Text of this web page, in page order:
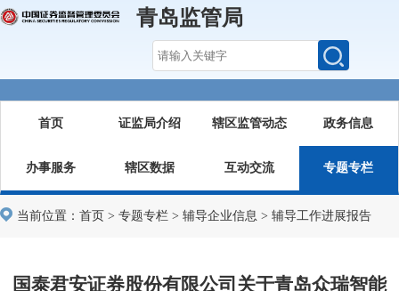
青岛监管局
首页 证监局介绍 辖区监管动态 政务信息
办事服务 辖区数据 互动交流 专题专栏
当前位置： 首页 > 专题专栏 > 辅导企业信息 > 辅导工作进展报告
国泰君安证券股份有限公司关于青岛众瑞智能